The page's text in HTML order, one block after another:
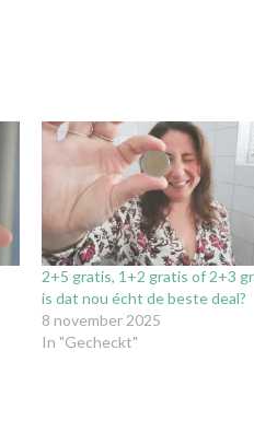
2+5 gratis, 1+2 gratis of 2+3
is dat nou écht de beste deal?
8 november 2025
In "Gecheckt"